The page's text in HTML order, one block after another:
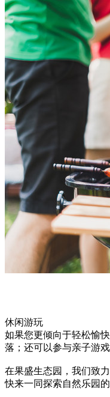
休闲游玩
如果您更倾向于轻松愉
落；还可以参与亲子游
在果盛生态园，我们致
快来一同探索自然乐园